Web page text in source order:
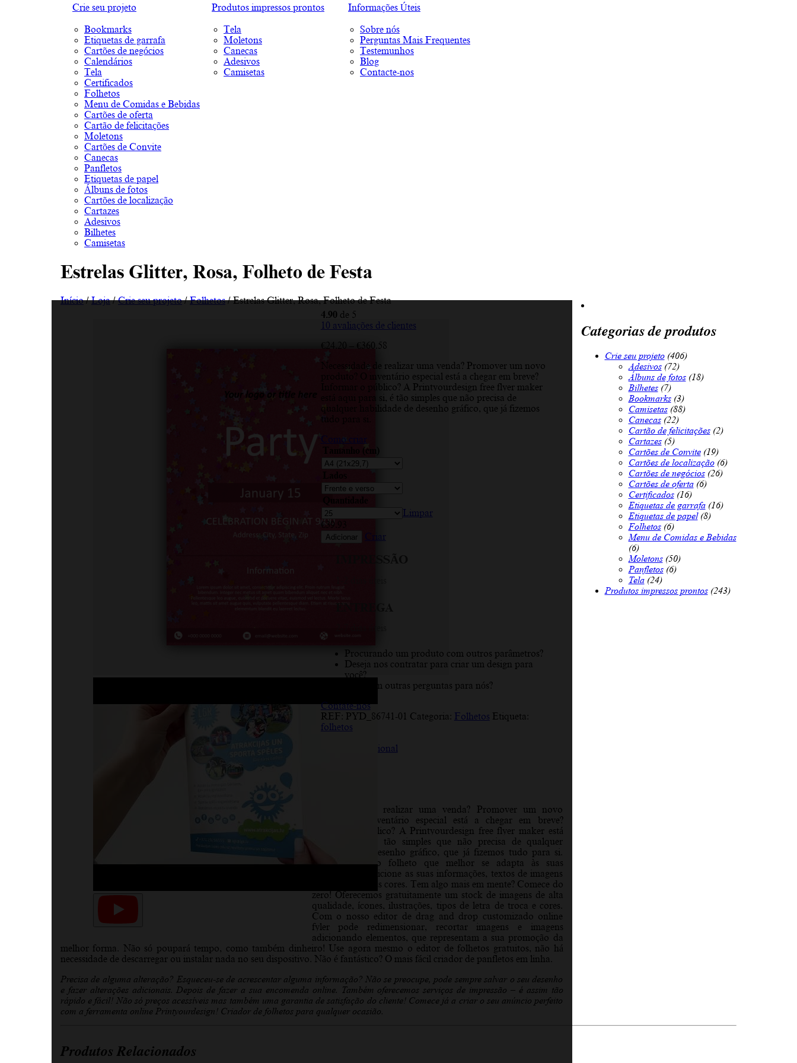
Crie seu projeto
Bookmarks
Etiquetas de garrafa
Cartões de negócios
Calendários
Tela
Certificados
Folhetos
Menu de Comidas e Bebidas
Cartões de oferta
Cartão de felicitações
Moletons
Cartões de Convite
Canecas
Panfletos
Etiquetas de papel
Álbuns de fotos
Cartões de localização
Cartazes
Adesivos
Bilhetes
Camisetas
Produtos impressos prontos
Tela
Moletons
Canecas
Adesivos
Camisetas
Informações Úteis
Sobre nós
Perguntas Mais Frequentes
Testemunhos
Blog
Contacte-nos
Estrelas Glitter, Rosa, Folheto de Festa
Início/Loja/Crie seu projeto/Folhetos/ Estrelas Glitter, Rosa, Folheto de Festa
4.90 de 5
10 avaliações de clientes
€
24.20 – € 360.58Price
€24.20
through
€360.58
Necessidade de realizar uma venda? Promover um novo
produto? O inventário especial está a chegar em breve?
Informar o público? A Printyourdesign free flyer maker
está aqui para si, é tão simples que não precisa de
qualquer habilidade de desenho gráfico, que já fizemos
Tamanho (cm)
Limpar
€39.93
Adicionar Criar
Procurando um produto com outros parâmetros?
Deseja nos contratar para criar um design para
você?
Você tem outras perguntas para nós?
Contate-nos
REF: PYD_86741-01 Categoria: Folhetos Etiqueta:
folhetos
Informação adicional
Necessidade de realizar uma venda? Promover um novo
produto? O inventário especial está a chegar em breve?
Informar o público? A Printyourdesign free flyer maker está
aqui para si, é tão simples que não precisa de qualquer
habilidade de desenho gráfico, que já fizemos tudo para si.
Comece com o folheto que melhor se adapta às suas
necessidades, adicione as suas informações, textos de imagens
de fotos, altere as cores. Tem algo mais em mente? Comece do
zero! Oferecemos gratuitamente um stock de imagens de alta
qualidade, ícones, ilustrações, tipos de letra de troca e cores.
Com o nosso editor de drag and drop customizado online
fyler pode redimensionar, recortar imagens e imagens
adicionando elementos, que representam a sua promoção da
melhor forma. Não só poupará tempo, como também dinheiro! Use agora mesmo o editor de folhetos gratuitos, não há
necessidade de descarregar ou instalar nada no seu dispositivo. Não é fantástico? O mais fácil criador de panfletos em linha.
Precisa de alguma alteração? Esqueceu-se de acrescentar alguma informação? Não se preocupe, pode sempre salvar o seu desenho
e fazer alterações adicionais. Depois de fazer a sua encomenda online. Também oferecemos serviços de impressão – é assim tão
rápido e fácil! Não só preços acessíveis mas também uma garantia de satisfação do cliente! Comece já a criar o seu anúncio perfeito
com a ferramenta online Printyourdesign! Criador de folhetos para qualquer ocasião.
Produtos Relacionados
Categorias de produtos
Crie seu projeto (406)
Adesivos (72)
Álbuns de fotos (18)
Bilhetes (7)
Bookmarks (3)
Camisetas (88)
Canecas (22)
Cartão de felicitações (2)
Cartazes (5)
Cartões de Convite (19)
Cartões de localização (6)
Cartões de negócios (26)
Cartões de oferta (6)
Certificados (16)
Etiquetas de garrafa (16)
Etiquetas de papel (8)
Folhetos (6)
Menu de Comidas e Bebidas
(6)
Moletons (50)
Panfletos (6)
Tela (24)
Produtos impressos prontos (243)